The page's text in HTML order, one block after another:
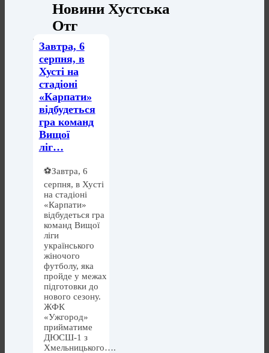
Новини Хустська
Отг
Завтра, 6
серпня, в
Хусті на
стадіоні
«Карпати»
відбудеться
гра команд
Вищої
ліг…
⚽️Завтра, 6
серпня, в Хусті
на стадіоні
«Карпати»
відбудеться гра
команд Вищої
ліги
українського
жіночого
футболу, яка
пройде у межах
підготовки до
нового сезону.
ЖФК
«Ужгород»
прийматиме
ДЮСШ-1 з
Хмельницького….